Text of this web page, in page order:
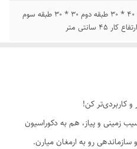
طبقه اول ۴۰ * ۳۰ طبقه دوم ۳۰ * ۳۰ طبقه سوم
و کاربردی‌تر کن!
و پیاز، هم به دکوراسیون
رو به ارمغان میارن.